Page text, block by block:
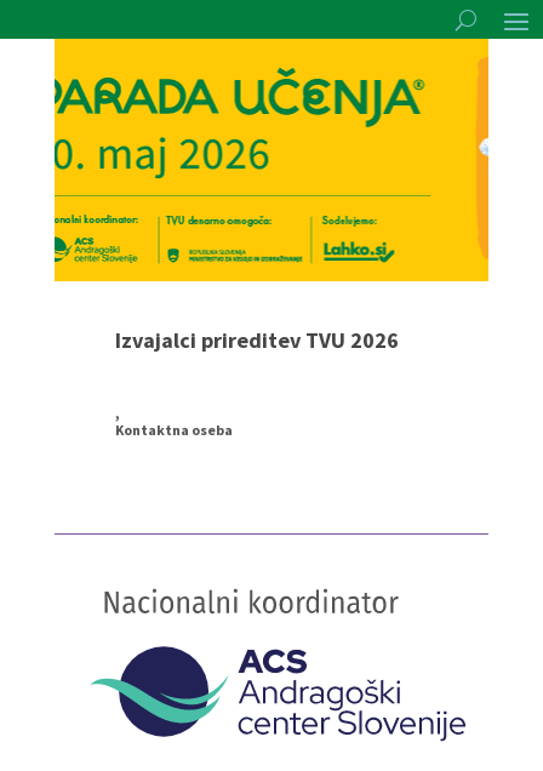
Izvajalci prireditev TVU 2026
,
Kontaktna oseba